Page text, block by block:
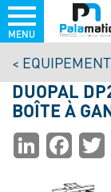
au
contenu
principal
MENU
DUOPAL
BOÎTE À
PartagerLinkedIn